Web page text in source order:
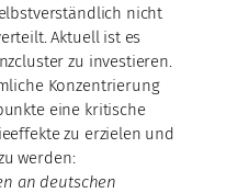
nicht
Aktuell ist es
zu investieren.
Konzentrierung
eine kritische
zu erzielen und
werden:
an deutschen